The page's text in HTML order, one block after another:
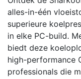
alles-in-één
superieure
in elke PC-build.
biedt deze
high-performance
professionals die